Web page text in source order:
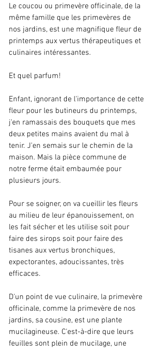
Le coucou ou primevère officinale, de la
même famille que les primevères de
nos jardins, est une magnifique fleur de
printemps aux vertus thérapeutiques et
culinaires intéressantes.
Et quel parfum!
Enfant, ignorant de l'importance de cette
fleur pour les butineurs du printemps,
j'en ramassais des bouquets que mes
deux petites mains avaient du mal à
tenir. J'en semais sur le chemin de la
maison. Mais la pièce commune de
notre ferme était embaumée pour
plusieurs jours.
Pour se soigner, on va cueillir les fleurs
au milieu de leur épanouissement, on
les fait sécher et les utilise soit pour
faire des sirops soit pour faire des
tisanes aux vertus bronchiques,
expectorantes, adoucissantes, très
efficaces.
D'un point de vue culinaire, la primevère
officinale, comme la primevère de nos
jardins, sa cousine, est une plante
mucilagineuse. C'est-à-dire que leurs
feuilles sont plein de mucilage, une